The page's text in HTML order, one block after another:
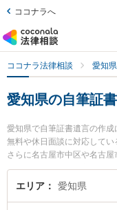
ココナラへ
ココナラ法律相談 愛知
愛知県の自筆証
愛知県で自筆証書遺言の作
無料や休日面談に対応してい
さらに名古屋市中区や名古
込めます。相続・遺言に関
分割等の細かな分野での絞
エリア 愛知県